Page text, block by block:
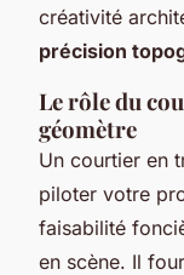
créativité
précision
Le rôle du
géomètre
Un courtier en
piloter votre
faisabilité
en scène. Il